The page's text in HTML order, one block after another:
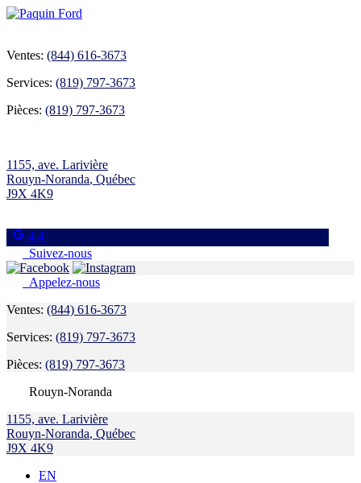
Ventes: (844) 616-3673
Services: (819) 797-3673
Pièces: (819) 797-3673
1155, ave. Larivière
Rouyn-Noranda, Québec
J9X 4K9
4.4
Suivez-nous
Appelez-nous
Ventes: (844) 616-3673
Services: (819) 797-3673
Pièces: (819) 797-3673
Rouyn-Noranda
1155, ave. Larivière
Rouyn-Noranda, Québec
J9X 4K9
EN